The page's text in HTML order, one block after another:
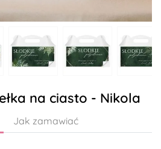
na ciasto - Nikola
Jak zamawiać